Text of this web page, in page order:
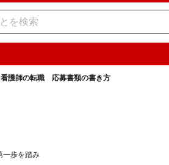
看護師の転職 応募書類の書き方
一歩を踏み